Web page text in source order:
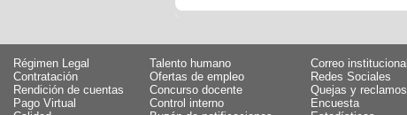
Régimen Legal
Talento humano
Contratación
Ofertas de empleo
Rendición de cuentas
Concurso docente
Pago Virtual
Control interno
Correo institucional
Redes Sociales
Quejas y reclamos
Encuesta